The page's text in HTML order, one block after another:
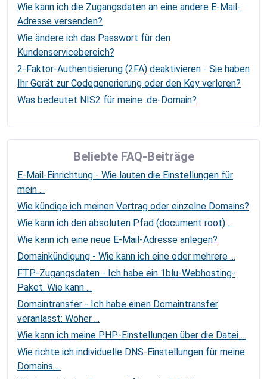
Wie kann ich die Zugangsdaten an eine andere E-Mail-
Adresse versenden?
Wie ändere ich das Passwort für den
Kundenservicebereich?
2-Faktor-Authentisierung (2FA) deaktivieren - Sie haben
Ihr Gerät zur Codegenerierung oder den Key verloren?
Was bedeutet NIS2 für meine .de-Domain?
Beliebte FAQ-Beiträge
E-Mail-Einrichtung - Wie lauten die Einstellungen für
mein ...
Wie kündige ich meinen Vertrag oder einzelne Domains?
Wie kann ich den absoluten Pfad (document root) ...
Wie kann ich eine neue E-Mail-Adresse anlegen?
Domainkündigung - Wie kann ich eine oder mehrere ...
FTP-Zugangsdaten - Ich habe ein 1blu-Webhosting-
Paket. Wie kann ...
Domaintransfer - Ich habe einen Domaintransfer
veranlasst: Woher ...
Wie kann ich meine PHP-Einstellungen über die Datei ...
Wie richte ich individuelle DNS-Einstellungen für meine
Domains ...